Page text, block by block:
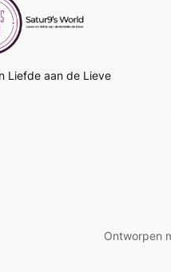
Liefde aan de Lieve
Ontworpen